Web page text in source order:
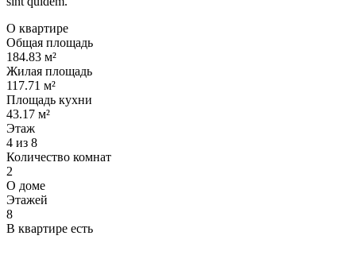
О квартире
Общая площадь
184.83 м²
Жилая площадь
117.71 м²
Площадь кухни
43.17 м²
Этаж
4 из 8
Количество комнат
2
О доме
Этажей
8
В квартире есть